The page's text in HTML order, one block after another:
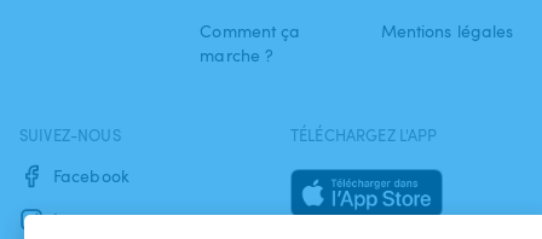
Comment ça
marche ?
Mentions légales
SUIVEZ-NOUS
Facebook
Instagram
TÉLÉCHARGEZ L'APP